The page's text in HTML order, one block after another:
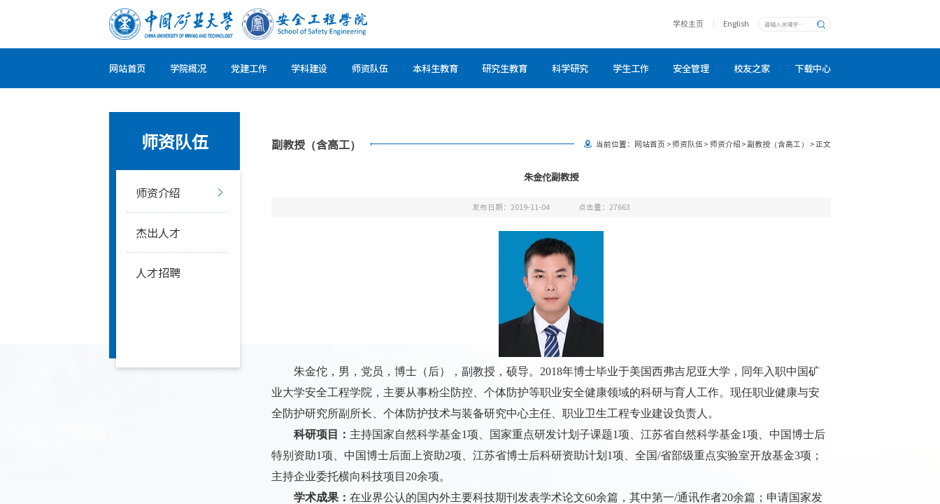
学校主页 English
网站首页 学院概况 党建工作 学科建设 师资队伍 本科生教育 研究生教育 科学研究 学生工作 安全管理 校友之家 下载中心
师资队伍
师资介绍
杰出人才
人才招聘
副教授（含高工） 当前位置： 网站首页 > 师资队伍> 师资介绍 > 副教授（含高工） >正文
朱金佗副教授
发布日期：2019-11-04 点击量： 27663
朱金佗，男，党员，博士（后），副教授，硕导。 2018年博士毕业于美国西弗吉尼亚大学，同年入职中国矿
业大学安全工程学院，主要从事粉尘防控、个体防护等职业安全健康领域的科研与育人工作。现任职业健康与安
全防护研究所副所长、个体防护技术与装备研究中心主任、职业卫生工程专业建设负责人。
科研项目： 主持国家自然科学基金1项、国家重点研发计划子课题1项、江苏省自然科学基金1项、中国博士后
特别资助1项、中国博士后面上资助2项、江苏省博士后科研资助计划 1项、全国/省部级重点实验室开放基金3项；
主持企业委托横向科技项目 20余项。
学术成果：在业界公认的国内外主要科技期刊发表学术论文60余篇，其中第一/通讯作者20余篇；申请国家发